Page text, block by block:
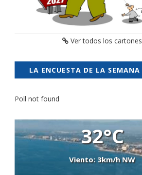
Ver todos los cartones
LA ENCUESTA DE LA SEMANA
Poll not found
32°C
Viento: 3km/h NW